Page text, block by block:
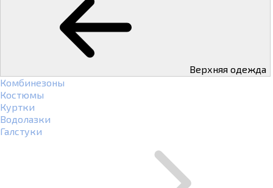
Верхняя одежда
Комбинезоны
Костюмы
Куртки
Водолазки
Галстуки